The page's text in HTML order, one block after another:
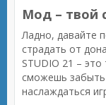
Мод – твой
Ладно, давайте
страдать от
STUDIO 21 –
сможешь забыть
наслаждаться